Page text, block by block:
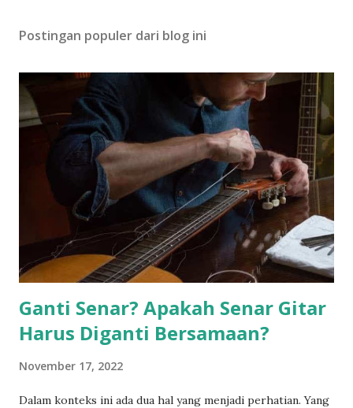
Postingan populer dari blog ini
Ganti Senar? Apakah Senar Gitar
Harus Diganti Bersamaan?
November 17, 2022
Dalam konteks ini ada dua hal yang menjadi perhatian. Yang